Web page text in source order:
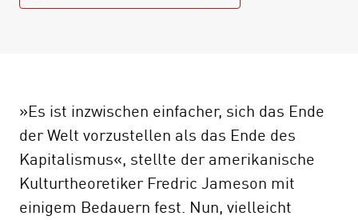
»Es ist inzwischen einfacher, sich das Ende
der Welt vorzustellen als das Ende des
Kapitalismus«, stellte der amerikanische
Kulturtheoretiker Fredric Jameson mit
einigem Bedauern fest. Nun, vielleicht